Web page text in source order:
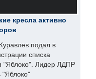
кресла активно
подал в
списка
"Яблоко". Лидер ЛДПР
"Яблоко"